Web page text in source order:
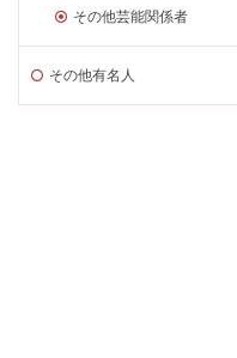
その他芸能関係者
その他有名人